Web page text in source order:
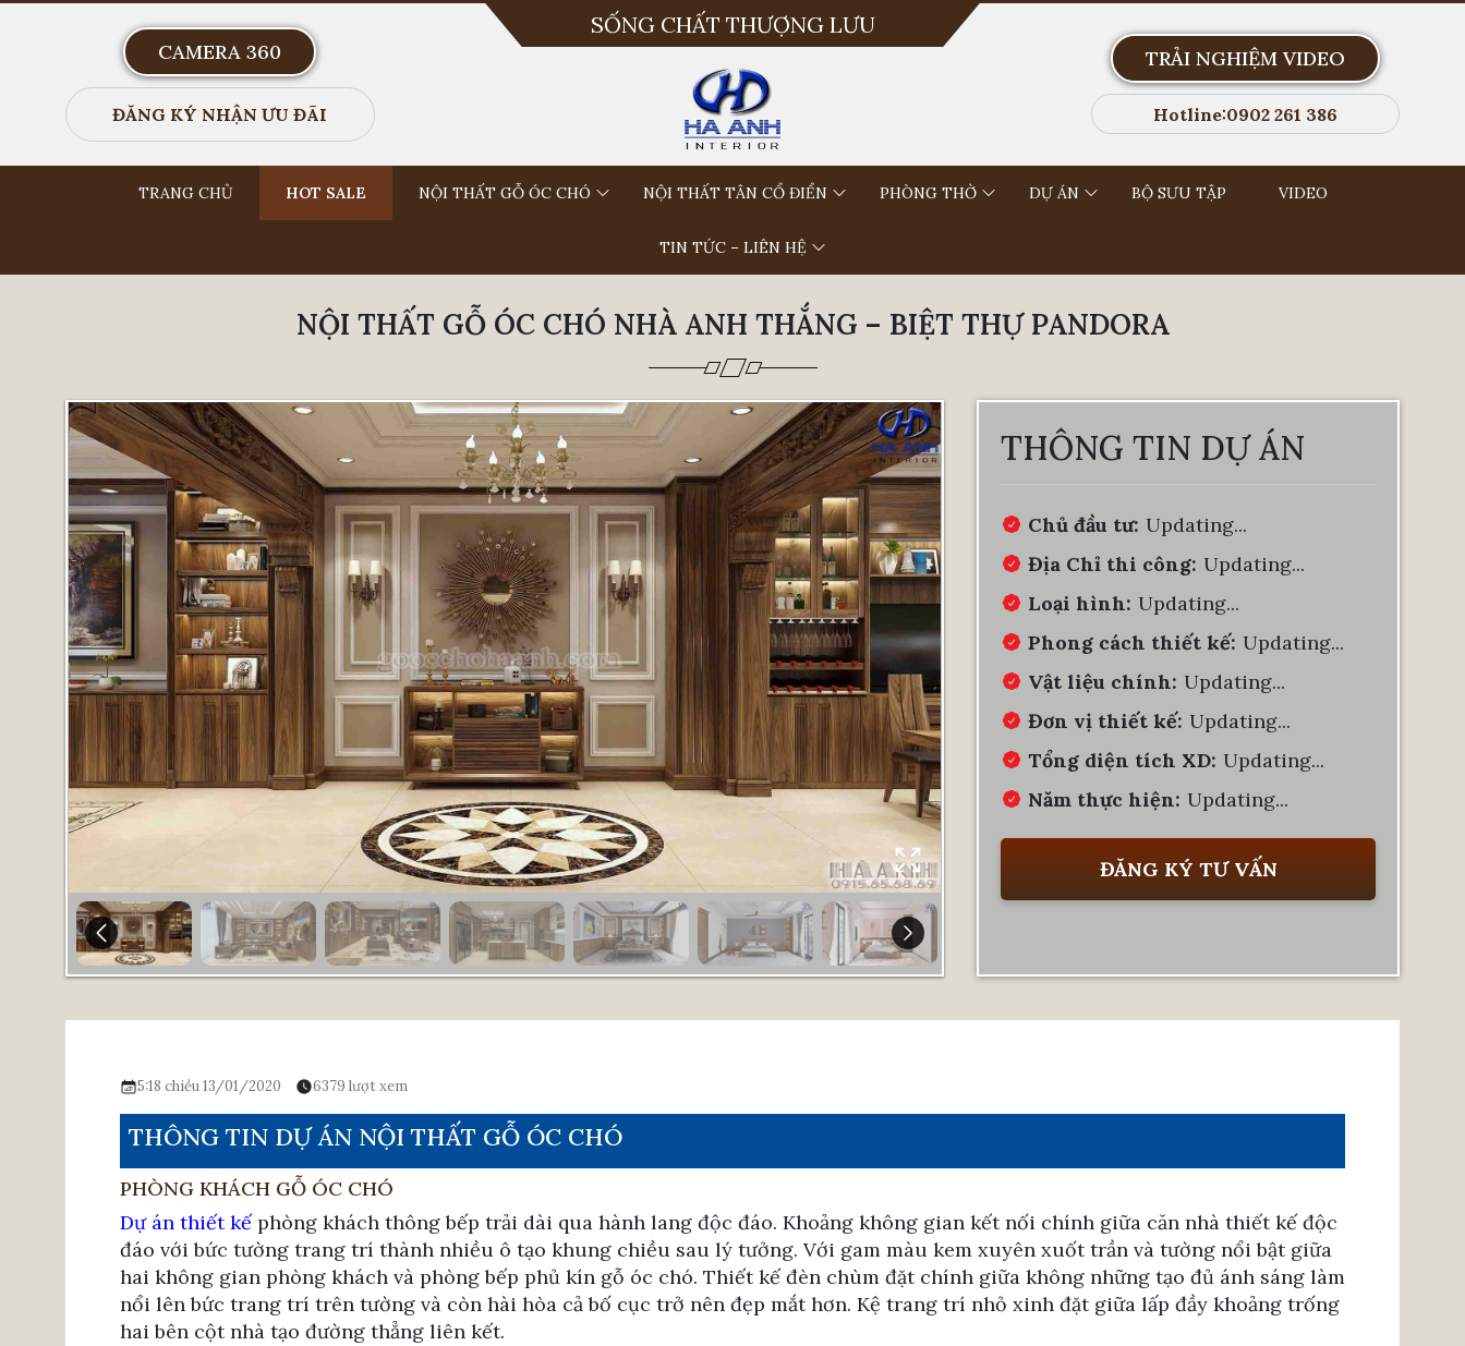
CAMERA 360
ĐĂNG KÝ NHẬN ƯU ĐÃI
SỐNG CHẤT THƯỢNG LƯU
TRẢI NGHIỆM VIDEO
Hotline:0902 261 386
TRANG CHỦ HOT SALE NỘI THẤT GỖ ÓC CHÓ NỘI THẤT TÂN CỔ ĐIỂN PHÒNG THỜ DỰ ÁN BỘ SƯU TẬP VIDEO
TIN TỨC – LIÊN HỆ
NỘI THẤT GỖ ÓC CHÓ NHÀ ANH THẮNG – BIỆT THỰ PANDORA
THÔNG TIN DỰ ÁN
Chủ đầu tư: Updating...
Địa Chỉ thi công: Updating...
Loại hình: Updating...
Phong cách thiết kế: Updating...
Vật liệu chính: Updating...
Đơn vị thiết kế: Updating...
Tổng diện tích XD: Updating...
Năm thực hiện: Updating...
ĐĂNG KÝ TƯ VẤN
5:18 chiều 13/01/2020 6379 lượt xem
THÔNG TIN DỰ ÁN NỘI THẤT GỖ ÓC CHÓ
PHÒNG KHÁCH GỖ ÓC CHÓ
Dự án thiết kế phòng khách thông bếp trải dài qua hành lang độc đáo. Khoảng không gian kết nối chính giữa căn nhà thiết kế độc
đáo với bức tường trang trí thành nhiều ô tạo khung chiều sau lý tưởng. Với gam màu kem xuyên xuốt trần và tường nổi bật giữa
hai không gian phòng khách và phòng bếp phủ kín gỗ óc chó. Thiết kế đèn chùm đặt chính giữa không những tạo đủ ánh sáng làm
nổi lên bức trang trí trên tường và còn hài hòa cả bố cục trở nên đẹp mắt hơn. Kệ trang trí nhỏ xinh đặt giữa lấp đầy khoảng trống
hai bên cột nhà tạo đường thẳng liên kết.